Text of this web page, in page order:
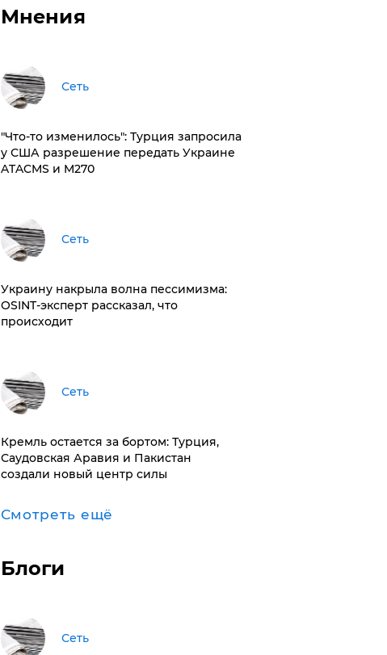
Мнения
Сеть
​"Что-то изменилось": Турция запросила
у США разрешение передать Украине
ATACMS и M270
Сеть
​Украину накрыла волна пессимизма:
OSINT-эксперт рассказал, что
происходит
Сеть
​Кремль остается за бортом: Турция,
Саудовская Аравия и Пакистан
создали новый центр силы
Смотреть ещё
Блоги
Сеть